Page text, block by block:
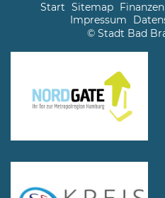
Start Sitemap
Impressum
© Stadt Bad